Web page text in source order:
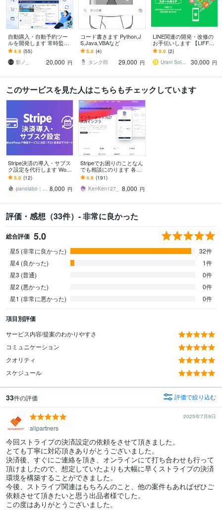
自動購入・自動予約ツー
ルを開発します 常時監視
＋通知＋自動購入/予約を
実現します
4.9 (55)
影ノ_
20,000 円
コード書きます Python,J
S,Java,VBAなど
5.0 (4)
タンク郎
29,000 円
LINE関連の開発・改修の
お手伝いします 【LIFFア
プリ・LINEミニアプリ・
リッチメニュー】
5.0 (2)
Urani Solutions株式会社
30,000 円
このサービスを見た人はこちらもチェックしています
Stripe決済の導入・サブス
ク設定を代行します Word
Pressや独自サービスに安
全導入
5.0 (12)
panolabo｜AI×Web×アプリ 8,000 円
Stripeでお困りのことなん
でも相談にのります 各種
設定、サブスク、領収
書、クレジットカード等
4.9 (191)
KenKen127_
8,000 円
評価・感想（33件）- 非常に良かった
総合評価 5.0
星5 (非常に良かった)
32件
星4 (良かった)
1件
星3 (普通)
0件
星2 (悪かった)
0件
星1 (非常に悪かった)
0件
項目別評価
サービス内容/提案のわかりやすさ
コミュニケーション
クオリティ
スケジュール
33件の評価 評価で絞り込む
2025年7月9日
alipartners
今回ストライプの決済設定の依頼をさせて頂きました。
とても丁寧に対応頂きありがとうございました。
決済後、すぐにご連絡を頂き、オンラインにて打ち合わせも行って
頂けましたので、想定していたよりも大幅に早くストライプの決済
環境を構築することができました。
今後、ストライプ関連はもちろんのこと、他の案件もあればぜひご
依頼させて頂きたいと思う出品者様でした。
この度はありがとうございました。